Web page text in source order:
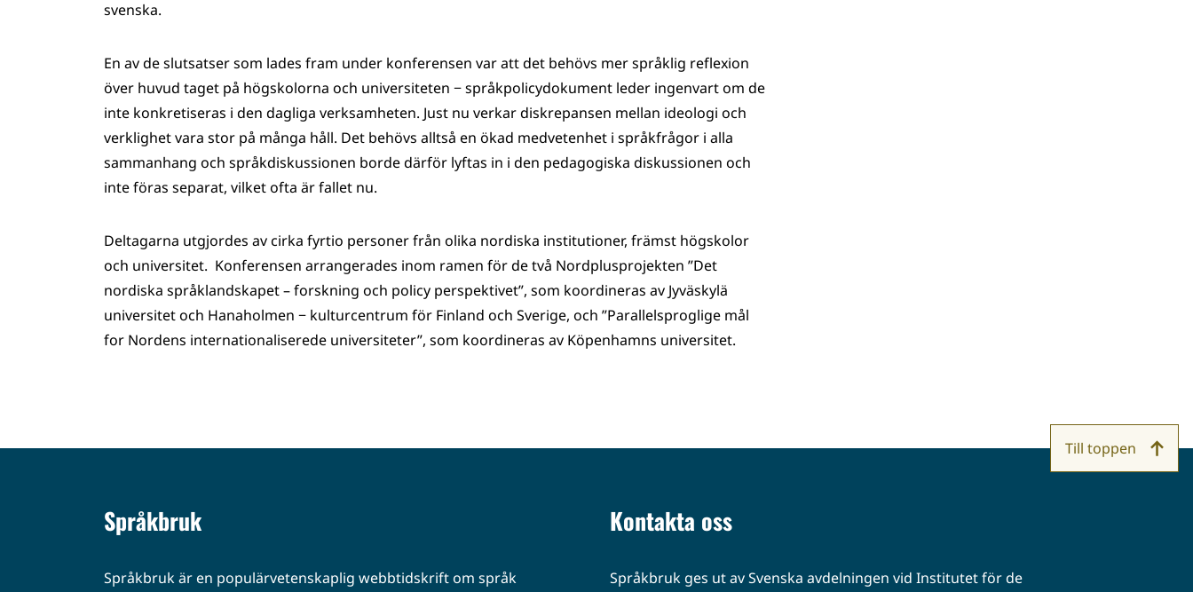
svenska.
En av de slutsatser som lades fram under konferensen var att det behövs mer språklig reflexion
över huvud taget på högskolorna och universiteten − språkpolicydokument leder ingenvart om de
inte konkretiseras i den dagliga verksamheten. Just nu verkar diskrepansen mellan ideologi och
verklighet vara stor på många håll. Det behövs alltså en ökad medvetenhet i språkfrågor i alla
sammanhang och språkdiskussionen borde därför lyftas in i den pedagogiska diskussionen och
inte föras separat, vilket ofta är fallet nu.
Deltagarna utgjordes av cirka fyrtio personer från olika nordiska institutioner, främst högskolor
och universitet. Konferensen arrangerades inom ramen för de två Nordplusprojekten ”Det
nordiska språklandskapet – forskning och policy perspektivet”, som koordineras av Jyväskylä
universitet och Hanaholmen − kulturcentrum för Finland och Sverige, och ”Parallel­sproglige mål
for Nordens internationaliserede universiteter”, som koordineras av Köpenhamns universitet.
Språkbruk
Språkbruk är en populärvetenskaplig webbtidskrift om språk
Kontakta oss
Språkbruk ges ut av Svenska avdelningen vid Institutet för de
Till toppen